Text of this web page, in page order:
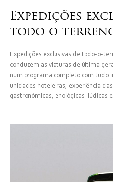
Expedições
todo o
Expedições exclusivas de todo-o-
conduzem as viaturas de última
num programa completo com tudo
unidades hoteleiras, experiência
gastronómicas, enológicas, lúdicas